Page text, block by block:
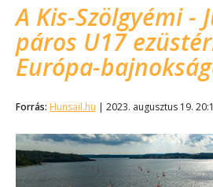
A Kis-Szölgyémi -
páros U17
Európa-
Forrás: Hunsail.hu | 2023. augusztus 19.